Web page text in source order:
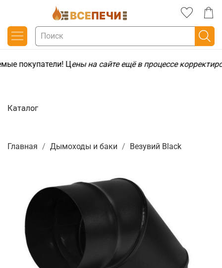
покупатели! Цены на сайте ещё в процессе
Главная Дымоходы и баки Везувий Black
Каталог